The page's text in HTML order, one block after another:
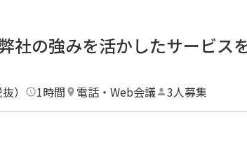
社の強みを活かしたサービス
） 1時間 電話・Web会議 3人募集